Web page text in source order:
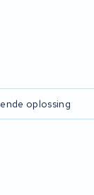
oplossing